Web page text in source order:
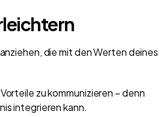
die mit den Werten deines
zu kommunizieren – denn
integrieren kann.